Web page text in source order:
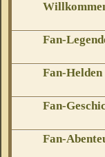
Fan-
Fan-Helden
Fan-
Fan-